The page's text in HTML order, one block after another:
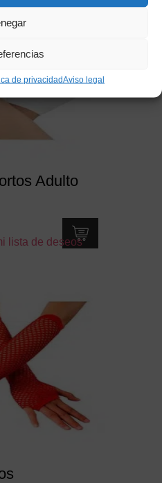
de privacidadAviso legal
Adulto
lista de deseos